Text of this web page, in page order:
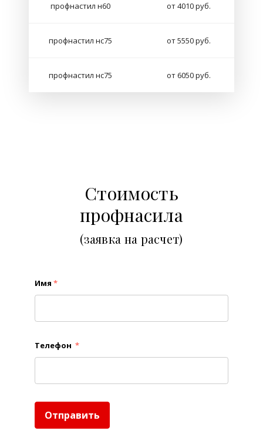
профнастил н60 от 4010 руб.
профнастил нс75 от 5550 руб.
профнастил нс75 от 6050 руб.
Стоимость
профнасила
(заявка на расчет)
Имя *
Телефон *
Отправить